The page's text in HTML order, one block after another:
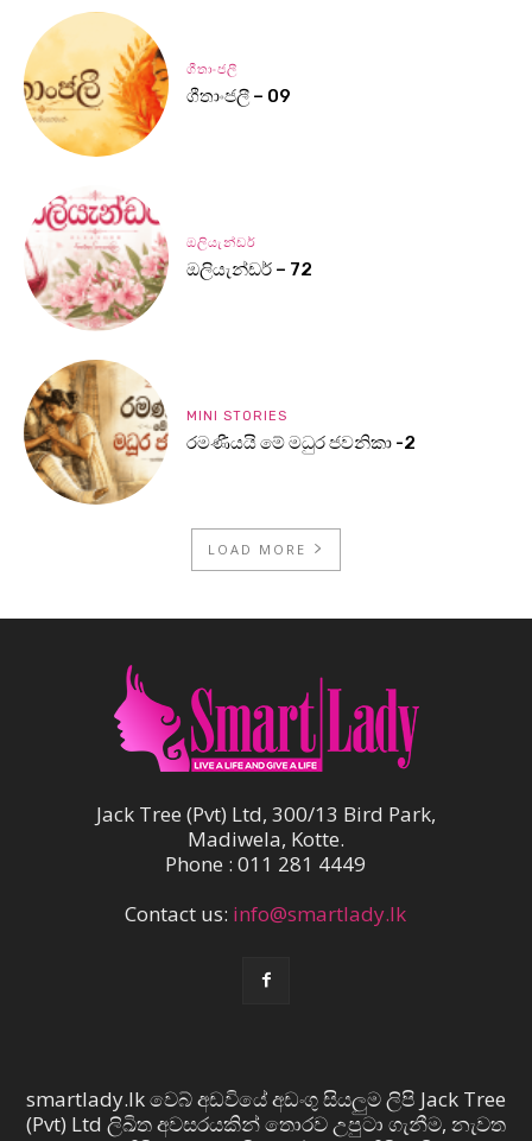
ගීතාංජලී
ගීතාංජලී – 09
ඔලියැන්ඩර්
ඔලියැන්ඩර් – 72
MINI STORIES
රමණීයයි මේ මධුර ජවනිකා -2
LOAD MORE
Jack Tree (Pvt) Ltd, 300/13 Bird Park,
Madiwela, Kotte.
Phone : 011 281 4449
Contact us: info@smartlady.lk
smartlady.lk වෙබ් අඩවියේ අඩංගු සියලුම ලිපි Jack Tree
(Pvt) Ltd ලිඛිත අවසරයකින් තොරව උපුටා ගැනීම, නැවත